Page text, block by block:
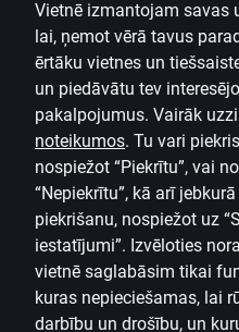
Vietnē izmantojam savas
lai, ņemot vērā tavus
ērtāku vietnes un
un piedāvātu tev
pakalpojumus. Vairāk
noteikumos. Tu vari
nospiežot “Piekrītu”, vai
“Nepiekrītu”, kā arī
piekrišanu, nospiežot uz
iestatījumi”. Izvēloties
vietnē saglabāsim tikai
kuras nepieciešamas, lai
darbību un drošību, un